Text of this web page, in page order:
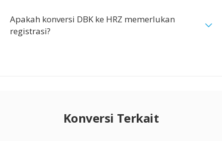
Apakah konversi DBK ke HRZ memerlukan
registrasi?
Konversi Terkait